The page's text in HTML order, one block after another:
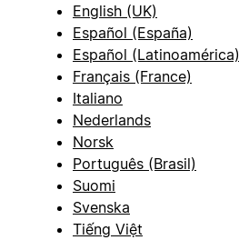
English (UK)
Español (España)
Español (Latinoamérica)
Français (France)
Italiano
Nederlands
Norsk
Português (Brasil)
Suomi
Svenska
Tiếng Việt